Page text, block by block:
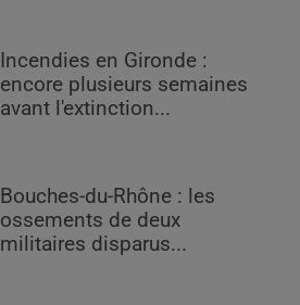
Incendies en Gironde :
encore plusieurs semaines
avant l'extinction...
Bouches-du-Rhône : les
ossements de deux
militaires disparus...